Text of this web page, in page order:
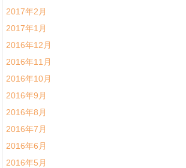
2017年2月
2017年1月
2016年12月
2016年11月
2016年10月
2016年9月
2016年8月
2016年7月
2016年6月
2016年5月